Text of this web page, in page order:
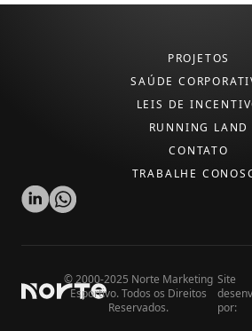
PROJETOS
SAÚDE
LEIS DE
RUNNING LAND
CONTATO
TRABALHE
© 2000-2025 Norte Marketing
Esportivo. Todos os Direitos
Reservados.
Site
por: